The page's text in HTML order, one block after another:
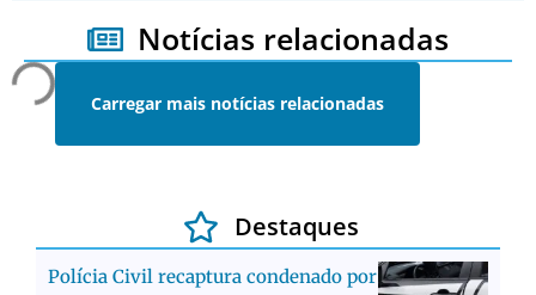
Notícias relacionadas
Carregar mais notícias relacionadas
Destaques
Polícia Civil recaptura condenado por